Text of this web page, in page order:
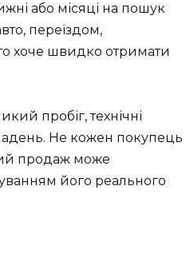
або місяці на пошук
переїздом,
хоче швидко отримати
пробіг, технічні
Не кожен покупець
продаж може
його реального